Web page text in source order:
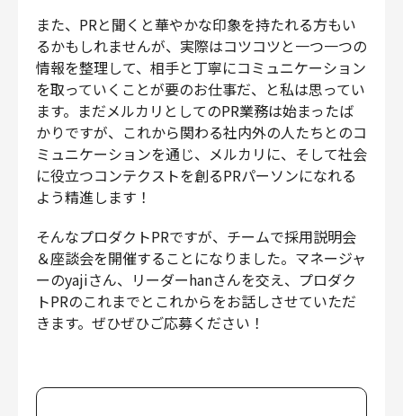
また、PRと聞くと華やかな印象を持たれる方もい
るかもしれませんが、実際はコツコツと一つ一つの
情報を整理して、相手と丁寧にコミュニケーション
を取っていくことが要のお仕事だ、と私は思ってい
ます。まだメルカリとしてのPR業務は始まったば
かりですが、これから関わる社内外の人たちとのコ
ミュニケーションを通じ、メルカリに、そして社会
に役立つコンテクストを創るPRパーソンになれる
よう精進します！
そんなプロダクトPRですが、チームで採用説明会
＆座談会を開催することになりました。マネージャ
ーのyajiさん、リーダーhanさんを交え、プロダク
トPRのこれまでとこれからをお話しさせていただ
きます。ぜひぜひご応募ください！